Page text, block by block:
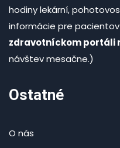
hodiny lekární,
informácie pre
zdravotníckom portáli
návštev mesačne.)
Ostatné
O nás